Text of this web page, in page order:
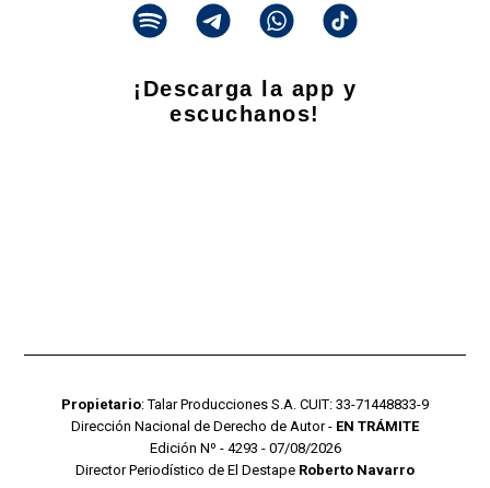
¡Descarga la app y
escuchanos!
Propietario: Talar Producciones S.A. CUIT: 33-71448833-9
Dirección Nacional de Derecho de Autor - EN TRÁMITE
Edición Nº - 4293 - 07/08/2026
Director Periodístico de El Destape Roberto Navarro